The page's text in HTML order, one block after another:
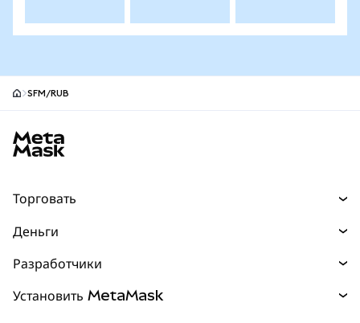
SFM/RUB
Торговать
Прогнозы
Перпы НОВИНКА
Деньги
mUSD
Разработчики
Установить MetaMask